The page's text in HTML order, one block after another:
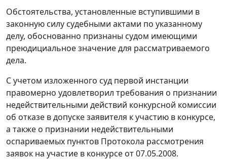
Обстоятельства, установленные вступившими в
законную силу судебными актами по указанному
делу, обоснованно признаны судом имеющими
преюдициальное значение для рассматриваемого
дела.
С учетом изложенного суд первой инстанции
правомерно удовлетворил требования о признании
недействительными действий конкурсной комиссии
об отказе в допуске заявителя к участию в конкурсе,
а также о признании недействительными
оспариваемых пунктов Протокола рассмотрения
заявок на участие в конкурсе от 07.05.2008.